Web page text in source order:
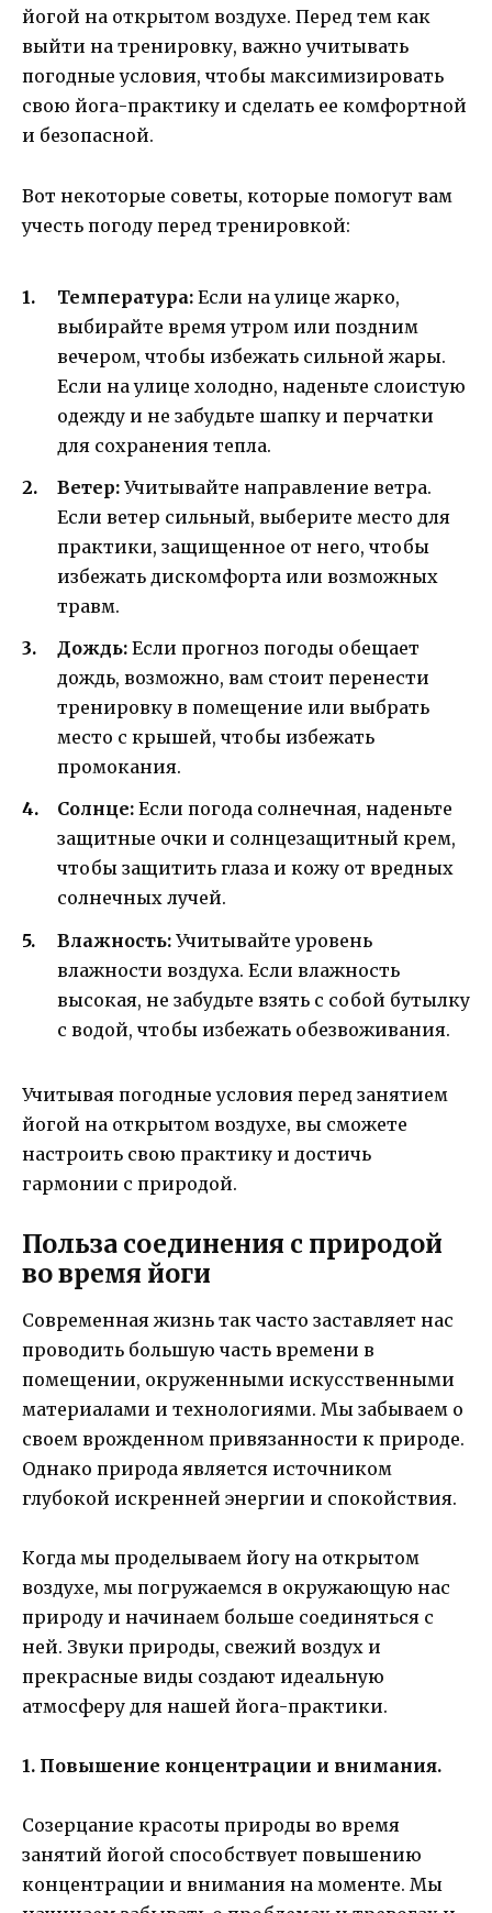
йогой на открытом воздухе. Перед тем как
выйти на тренировку, важно учитывать
погодные условия, чтобы максимизировать
свою йога-практику и сделать ее комфортной
и безопасной.
Вот некоторые советы, которые помогут вам
учесть погоду перед тренировкой:
Температура: Если на улице жарко,
выбирайте время утром или поздним
вечером, чтобы избежать сильной жары.
Если на улице холодно, наденьте слоистую
одежду и не забудьте шапку и перчатки
для сохранения тепла.
Ветер: Учитывайте направление ветра.
Если ветер сильный, выберите место для
практики, защищенное от него, чтобы
избежать дискомфорта или возможных
травм.
Дождь: Если прогноз погоды обещает
дождь, возможно, вам стоит перенести
тренировку в помещение или выбрать
место с крышей, чтобы избежать
промокания.
Солнце: Если погода солнечная, наденьте
защитные очки и солнцезащитный крем,
чтобы защитить глаза и кожу от вредных
солнечных лучей.
Влажность: Учитывайте уровень
влажности воздуха. Если влажность
высокая, не забудьте взять с собой бутылку
с водой, чтобы избежать обезвоживания.
Учитывая погодные условия перед занятием
йогой на открытом воздухе, вы сможете
настроить свою практику и достичь
гармонии с природой.
Польза соединения с природой
во время йоги
Современная жизнь так часто заставляет нас
проводить большую часть времени в
помещении, окруженными искусственными
материалами и технологиями. Мы забываем о
своем врожденном привязанности к природе.
Однако природа является источником
глубокой искренней энергии и спокойствия.
Когда мы проделываем йогу на открытом
воздухе, мы погружаемся в окружающую нас
природу и начинаем больше соединяться с
ней. Звуки природы, свежий воздух и
прекрасные виды создают идеальную
атмосферу для нашей йога-практики.
1. Повышение концентрации и внимания.
Созерцание красоты природы во время
занятий йогой способствует повышению
концентрации и внимания на моменте. Мы